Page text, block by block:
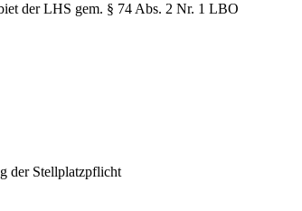
der LHS gem. § 74 Abs. 2 Nr. 1 LBO
der Stellplatzpflicht